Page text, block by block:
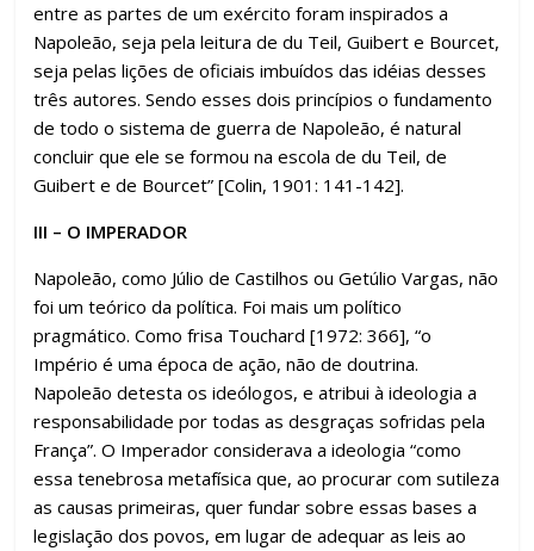
entre as partes de um exército foram inspirados a
Napoleão, seja pela leitura de du Teil, Guibert e Bourcet,
seja pelas lições de oficiais imbuídos das idéias desses
três autores. Sendo esses dois princípios o fundamento
de todo o sistema de guerra de Napoleão, é natural
concluir que ele se formou na escola de du Teil, de
Guibert e de Bourcet” [Colin, 1901: 141-142].
III – O IMPERADOR
Napoleão, como Júlio de Castilhos ou Getúlio Vargas, não
foi um teórico da política. Foi mais um político
pragmático. Como frisa Touchard [1972: 366], “o
Império é uma época de ação, não de doutrina.
Napoleão detesta os ideólogos, e atribui à ideologia a
responsabilidade por todas as desgraças sofridas pela
França”. O Imperador considerava a ideologia “como
essa tenebrosa metafísica que, ao procurar com sutileza
as causas primeiras, quer fundar sobre essas bases a
legislação dos povos, em lugar de adequar as leis ao